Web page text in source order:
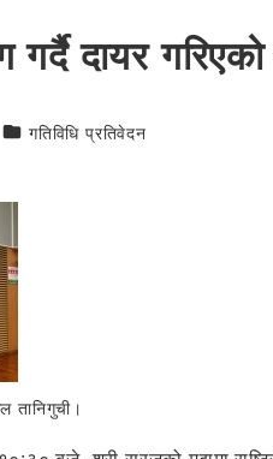
गर्दै दायर
जन्मदिनको शुभकामना
गतिविधि प्रतिवेदन
तानिगुची।